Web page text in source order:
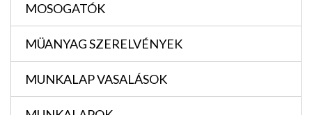
MOSOGATÓK
MÜANYAG SZERELVÉNYEK
MUNKALAP VASALÁSOK